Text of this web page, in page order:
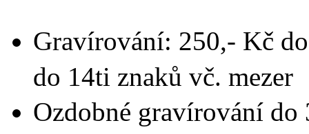
Gravírování: 250,- Kč
do 14ti znaků vč. mezer
Ozdobné gravírování